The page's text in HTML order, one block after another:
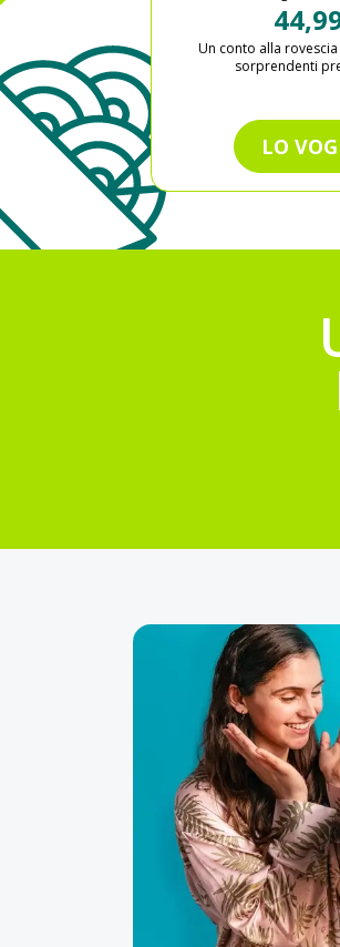
Un conto alla
sorprendenti
LO